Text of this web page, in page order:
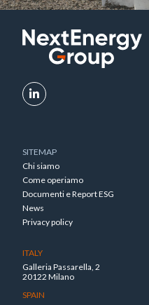
SITEMAP
Chi siamo
Come operiamo
Documenti e Report ESG
News
Privacy policy
ITALY
Galleria Passarella, 2
20122 Milano
SPAIN